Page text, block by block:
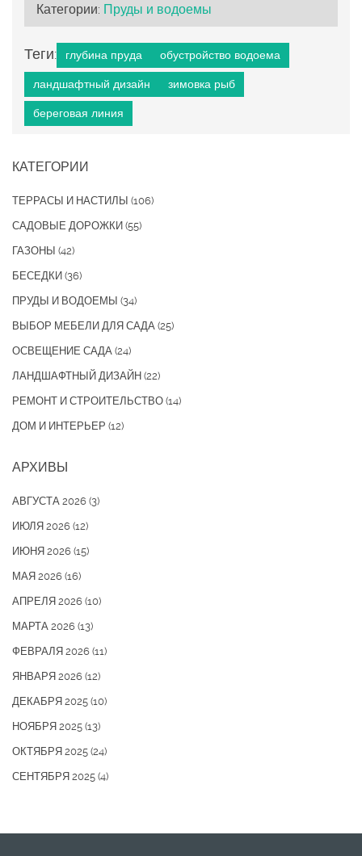
Категории: Пруды и водоемы
Теги: глубина пруда обустройство водоема
ландшафтный дизайн зимовка рыб
береговая линия
КАТЕГОРИИ
ТЕРРАСЫ И НАСТИЛЫ (106)
САДОВЫЕ ДОРОЖКИ (55)
ГАЗОНЫ (42)
БЕСЕДКИ (36)
ПРУДЫ И ВОДОЕМЫ (34)
ВЫБОР МЕБЕЛИ ДЛЯ САДА (25)
ОСВЕЩЕНИЕ САДА (24)
ЛАНДШАФТНЫЙ ДИЗАЙН (22)
РЕМОНТ И СТРОИТЕЛЬСТВО (14)
ДОМ И ИНТЕРЬЕР (12)
АРХИВЫ
АВГУСТА 2026 (3)
ИЮЛЯ 2026 (12)
ИЮНЯ 2026 (15)
МАЯ 2026 (16)
АПРЕЛЯ 2026 (10)
МАРТА 2026 (13)
ФЕВРАЛЯ 2026 (11)
ЯНВАРЯ 2026 (12)
ДЕКАБРЯ 2025 (10)
НОЯБРЯ 2025 (13)
ОКТЯБРЯ 2025 (24)
СЕНТЯБРЯ 2025 (4)